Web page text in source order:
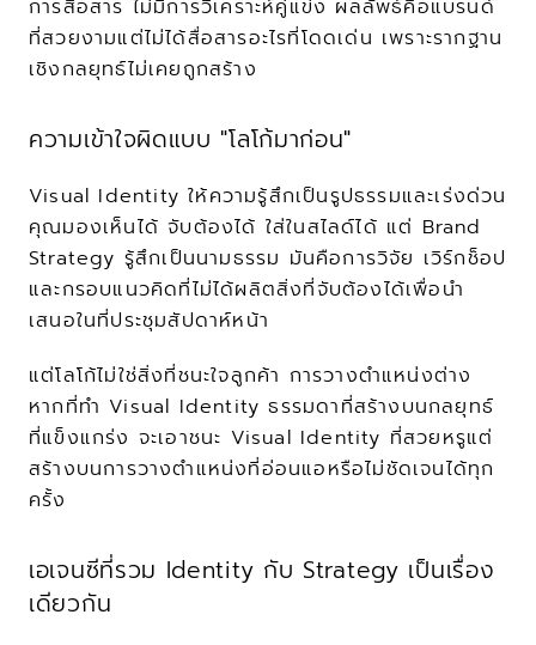
การสื่อสาร ไม่มีการวิเคราะห์คู่แข่ง ผลลัพธ์คือแบรนด์
ที่สวยงามแต่ไม่ได้สื่อสารอะไรที่โดดเด่น เพราะรากฐาน
เชิงกลยุทธ์ไม่เคยถูกสร้าง
ความเข้าใจผิดแบบ "โลโก้มาก่อน"
Visual Identity ให้ความรู้สึกเป็นรูปธรรมและเร่งด่วน
คุณมองเห็นได้ จับต้องได้ ใส่ในสไลด์ได้ แต่ Brand
Strategy รู้สึกเป็นนามธรรม มันคือการวิจัย เวิร์กช็อป
และกรอบแนวคิดที่ไม่ได้ผลิตสิ่งที่จับต้องได้เพื่อนำ
เสนอในที่ประชุมสัปดาห์หน้า
แต่โลโก้ไม่ใช่สิ่งที่ชนะใจลูกค้า การวางตำแหน่งต่าง
หากที่ทำ Visual Identity ธรรมดาที่สร้างบนกลยุทธ์
ที่แข็งแกร่ง จะเอาชนะ Visual Identity ที่สวยหรูแต่
สร้างบนการวางตำแหน่งที่อ่อนแอหรือไม่ชัดเจนได้ทุก
ครั้ง
เอเจนซีที่รวม Identity กับ Strategy เป็นเรื่อง
เดียวกัน